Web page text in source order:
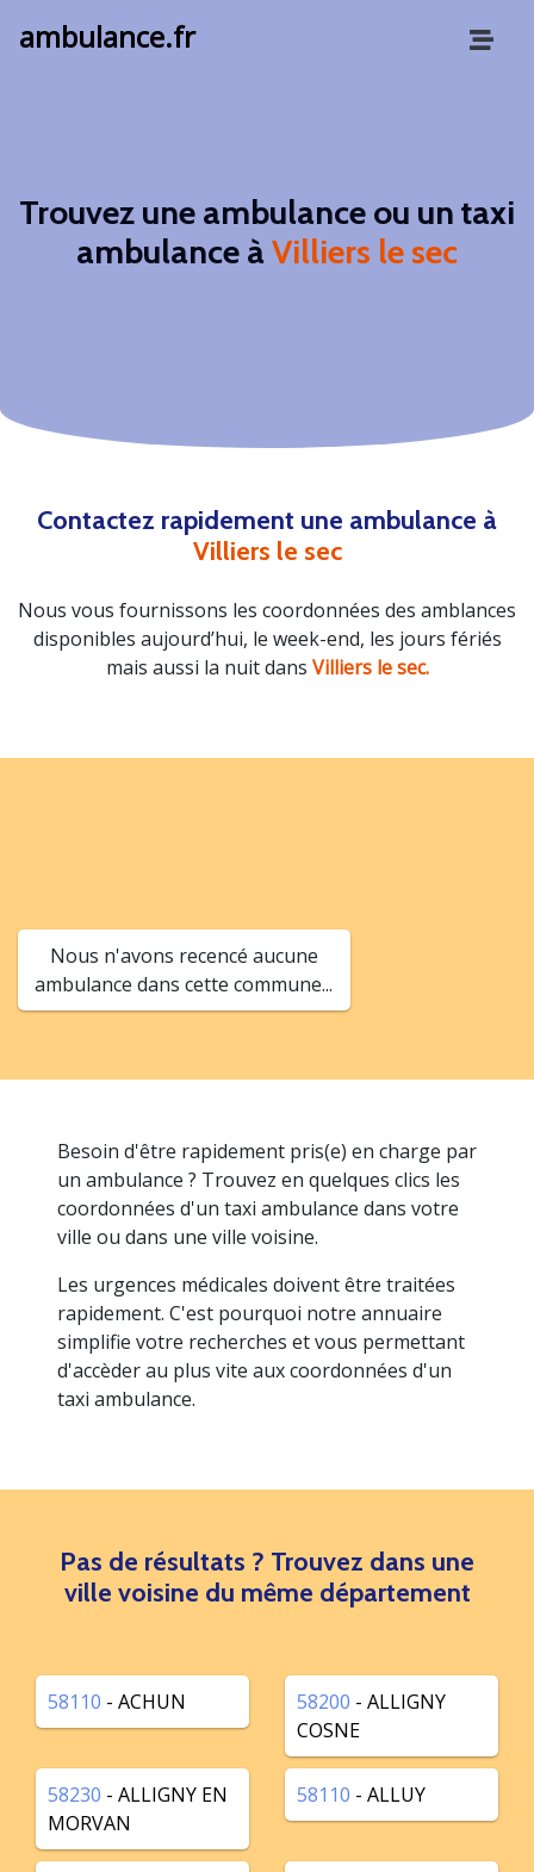
ambulance.fr
Trouvez une ambulance ou un taxi
ambulance àVilliers le sec
Contactez rapidement une ambulance à
Villiers le sec
Nous vous fournissons les coordonnées des amblances
disponibles aujourd’hui, le week-end, les jours fériés
mais aussi la nuit dans Villiers le sec.
Nous n'avons recencé aucune
ambulance dans cette commune...
Besoin d'être rapidement pris(e) en charge par
un ambulance ? Trouvez en quelques clics les
coordonnées d'un taxi ambulance dans votre
ville ou dans une ville voisine.
Les urgences médicales doivent être traitées
rapidement. C'est pourquoi notre annuaire
simplifie votre recherches et vous permettant
d'accèder au plus vite aux coordonnées d'un
taxi ambulance.
Pas de résultats ? Trouvez dans une
ville voisine du même département
58110 - ACHUN 58200 - ALLIGNY
COSNE
58230 - ALLIGNY EN
MORVAN
58110 - ALLUY